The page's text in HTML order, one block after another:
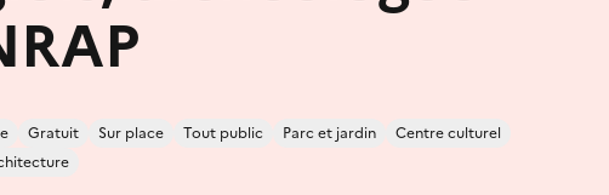
Gratuit Sur place Tout public Parc et jardin
Centre culturel